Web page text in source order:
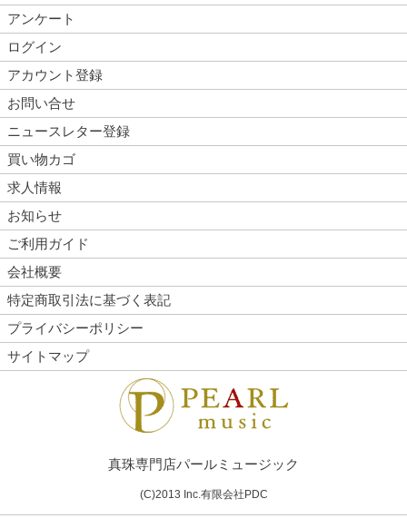
アンケート
ログイン
アカウント登録
お問い合せ
ニュースレター登録
買い物カゴ
求人情報
お知らせ
ご利用ガイド
会社概要
特定商取引法に基づく表記
プライバシーポリシー
サイトマップ
真珠専門店パールミュージック
(C)2013 Inc.有限会社PDC